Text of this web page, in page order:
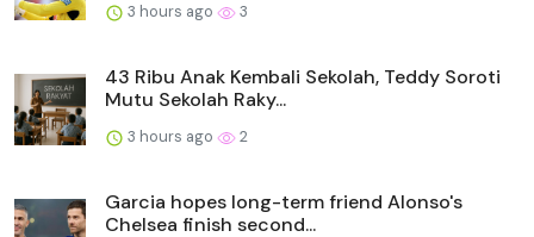
3 hours ago 3
43 Ribu Anak Kembali Sekolah, Teddy Soroti
Mutu Sekolah Raky...
3 hours ago 2
Garcia hopes long-term friend Alonso's
Chelsea finish second...